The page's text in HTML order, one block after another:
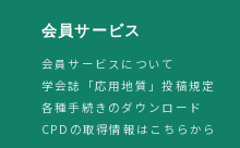
会員サービス
会員サービスについて
学会誌「応用地質」投稿規定
各種手続きのダウンロード
CPDの取得情報はこちらから